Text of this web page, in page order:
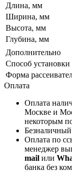
Длина, мм
Ширина, мм
Высота, мм
Глубина, мм
Дополнительно
Способ установки
Форма
Оплата
Оплата
Москве и
некоторым
Оплата по
менеджер
mail или
банка без